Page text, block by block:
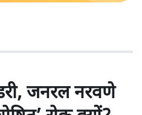
जनरल नरवणे